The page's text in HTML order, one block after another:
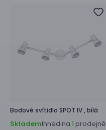
Bodové svítidlo SPOT IV , bílá
SklademIhned na 1 prodejně